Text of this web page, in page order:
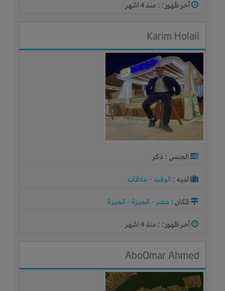
آخر ظهور: : منذ 4 اشهر
Karim Holail
الجنس : ذكر
لديـه : الوقت - علاقات
المكان : مصر- الجيزة - الجيزة
آخر ظهور: : منذ 4 اشهر
AboOmar Ahmed